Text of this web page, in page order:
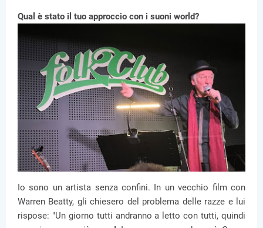
Qual è stato il tuo approccio con i suoni world?
Io sono un artista senza confini. In un vecchio film con
Warren Beatty, gli chiesero del problema delle razze e lui
rispose: "Un giorno tutti andranno a letto con tutti, quindi